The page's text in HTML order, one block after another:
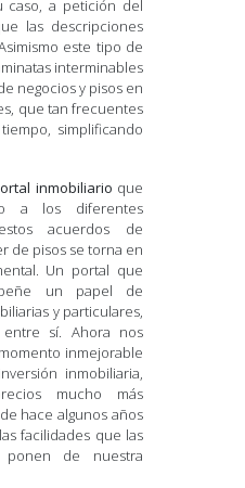
caso, a petición del
las descripciones
este tipo de
interminables
negocios y pisos en
que tan frecuentes
simplificando
inmobiliario que
a los diferentes
acuerdos de
de pisos se torna en
Un portal que
un papel de
y particulares,
sí. Ahora nos
inmejorable
inmobiliaria,
mucho más
hace algunos años
facilidades que las
ponen de nuestra